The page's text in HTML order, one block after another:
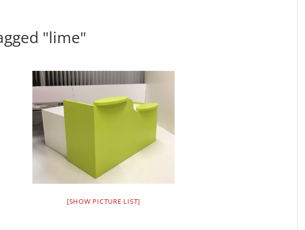
"lime"
[SHOW PICTURE LIST]